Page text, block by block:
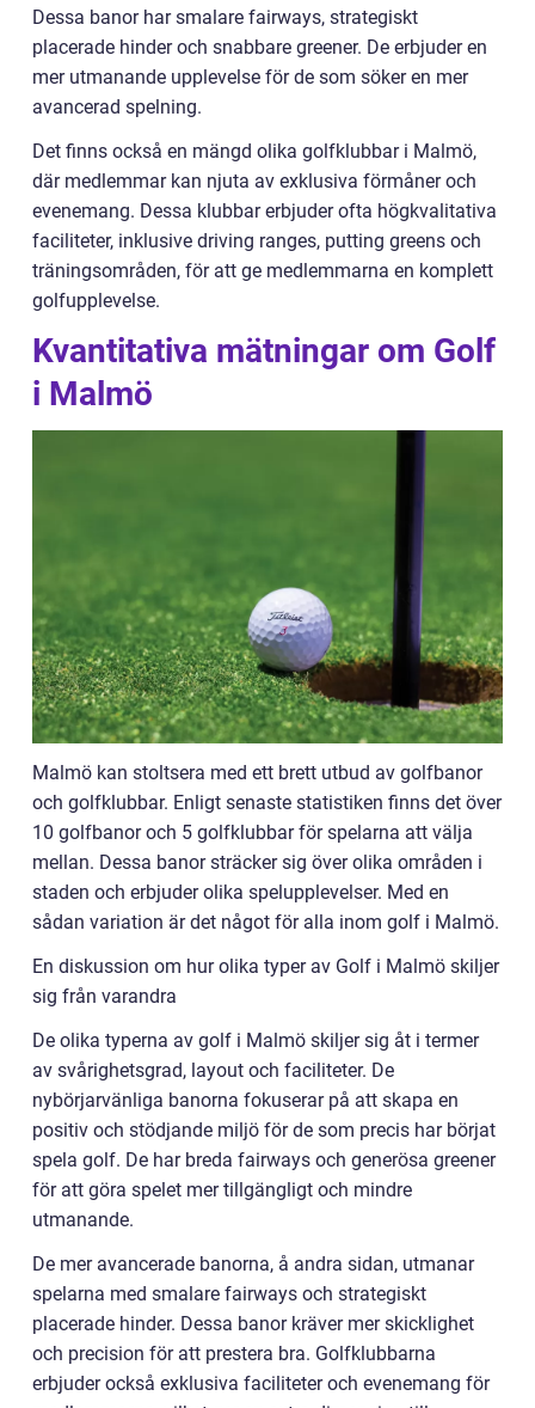
Dessa banor har smalare fairways, strategiskt
placerade hinder och snabbare greener. De erbjuder en
mer utmanande upplevelse för de som söker en mer
avancerad spelning.
Det finns också en mängd olika golfklubbar i Malmö,
där medlemmar kan njuta av exklusiva förmåner och
evenemang. Dessa klubbar erbjuder ofta högkvalitativa
faciliteter, inklusive driving ranges, putting greens och
träningsområden, för att ge medlemmarna en komplett
golfupplevelse.
Kvantitativa mätningar om Golf
i Malmö
Malmö kan stoltsera med ett brett utbud av golfbanor
och golfklubbar. Enligt senaste statistiken finns det över
10 golfbanor och 5 golfklubbar för spelarna att välja
mellan. Dessa banor sträcker sig över olika områden i
staden och erbjuder olika spelupplevelser. Med en
sådan variation är det något för alla inom golf i Malmö.
En diskussion om hur olika typer av Golf i Malmö skiljer
sig från varandra
De olika typerna av golf i Malmö skiljer sig åt i termer
av svårighetsgrad, layout och faciliteter. De
nybörjarvänliga banorna fokuserar på att skapa en
positiv och stödjande miljö för de som precis har börjat
spela golf. De har breda fairways och generösa greener
för att göra spelet mer tillgängligt och mindre
utmanande.
De mer avancerade banorna, å andra sidan, utmanar
spelarna med smalare fairways och strategiskt
placerade hinder. Dessa banor kräver mer skicklighet
och precision för att prestera bra. Golfklubbarna
erbjuder också exklusiva faciliteter och evenemang för